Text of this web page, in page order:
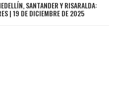
SANTANDER Y RISARALDA:
| 19 DE DICIEMBRE DE 2025